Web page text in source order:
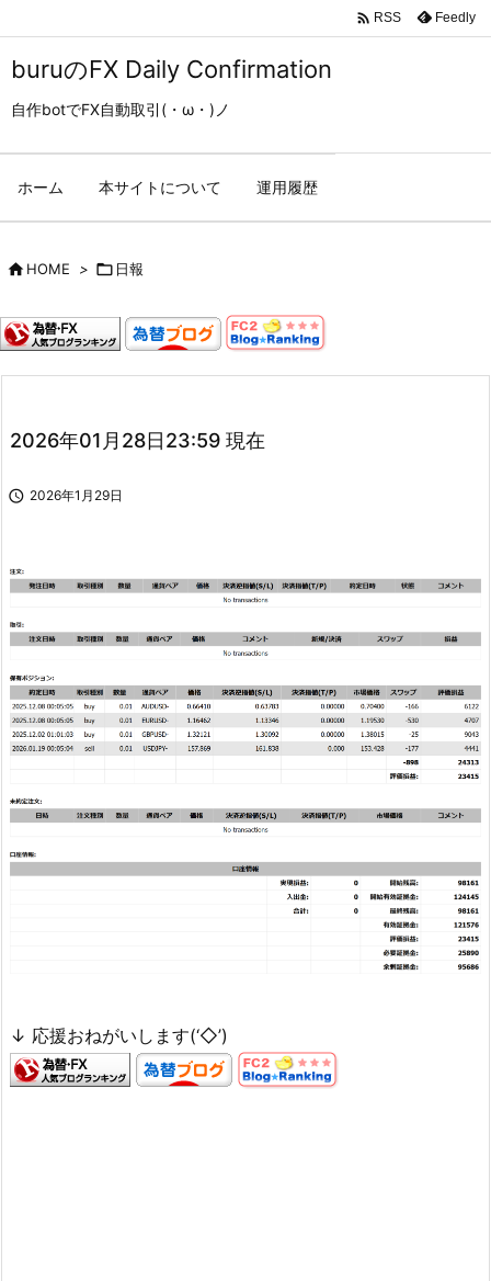
buruのFX Daily Confirmation
自作botでFX自動取引(・ω・)ノ
ホーム 本サイトについて 運用履歴
 RSS Feedly
HOME >  日報
2026年01月28日23:59 現在
 2026年1月29日
↓ 応援おねがいします(‘◇’)ゞ